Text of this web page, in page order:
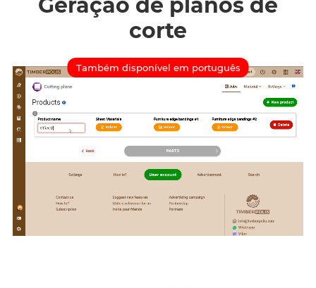
Geração de planos de
corte
Também disponível em português